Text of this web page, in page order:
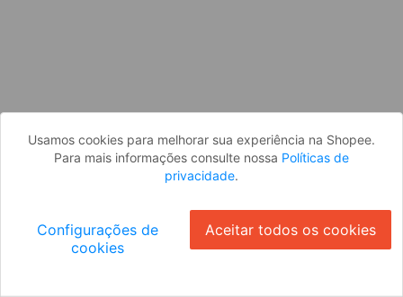
Usamos cookies para melhorar sua experiência na Shopee.
Para mais informações consulte nossa Políticas de
privacidade.
Configurações de
cookies
Aceitar todos os cookies